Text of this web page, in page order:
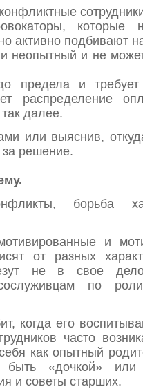
которые
активно подбивают
неопытный и не
предела и требует
распределение
далее.
или выяснив,
решение.
борьба
и
от разных
не в свое
по
когда его
часто
как опытный
быть «дочкой»
и советы старших.